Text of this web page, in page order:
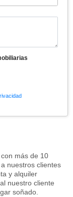
más de 10
nuestros clientes
y alquiler
nuestro cliente
soñado.